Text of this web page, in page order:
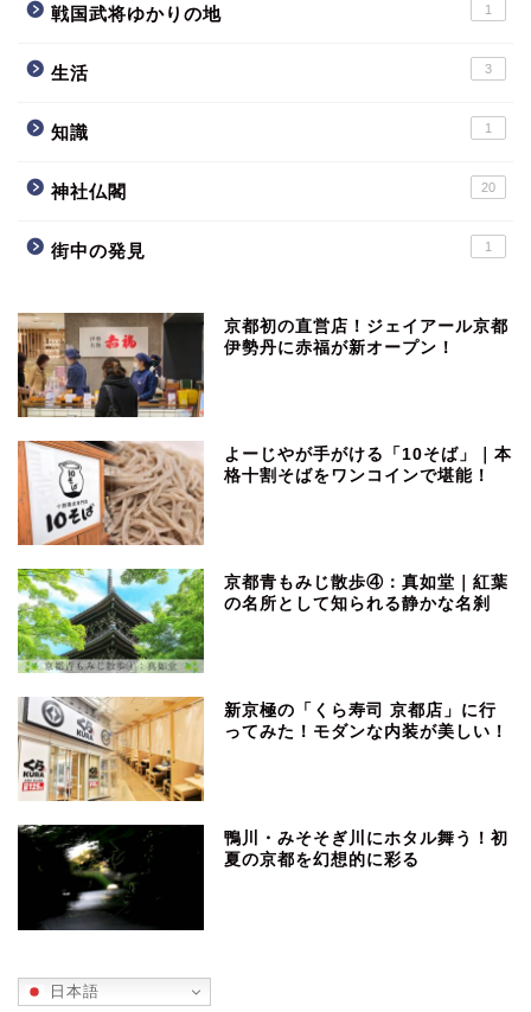
戦国武将ゆかりの地 1
生活 3
知識 1
神社仏閣 20
街中の発見 1
京都初の直営店！ジェイアール京都
伊勢丹に赤福が新オープン！
よーじやが手がける「10そば」｜本
格十割そばをワンコインで堪能！
京都青もみじ散歩④：真如堂｜紅葉
の名所として知られる静かな名刹
新京極の「くら寿司 京都店」に行
ってみた！モダンな内装が美しい！
鴨川・みそそぎ川にホタル舞う！初
夏の京都を幻想的に彩る
日本語